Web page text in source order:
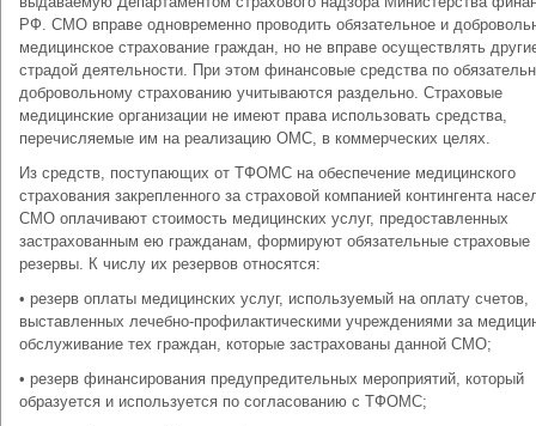
РФ. СМО вправе одновременно проводить обязательное и
медицинское страхование граждан, но не вправе осуществлять
страдой деятельности. При этом финансовые средства по
добровольному страхованию учитываются раздельно. Страховые
медицинские организации не имеют права использовать средства,
перечисляемые им на реализацию ОМС, в коммерческих целях.
Из средств, поступающих от ТФОМС на обеспечение медицинского
страхования закрепленного за страховой компанией контингента
СМО оплачивают стоимость медицинских услуг, предоставленных
застрахованным ею гражданам, формируют обязательные страховые
резервы. К числу их резервов относятся:
• резерв оплаты медицинских услуг, используемый на оплату счетов,
выставленных лечебно-профилактическими учреждениями за
обслуживание тех граждан, которые застрахованы данной СМО;
• резерв финансирования предупредительных мероприятий, который
образуется и используется по согласованию с ТФОМС;